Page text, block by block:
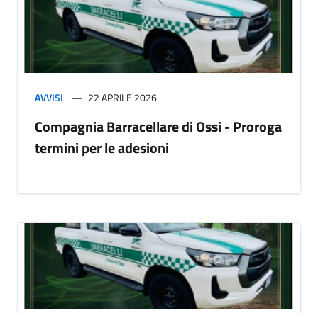
AVVISI 22 APRILE 2026
Compagnia Barracellare di Ossi - Proroga
termini per le adesioni